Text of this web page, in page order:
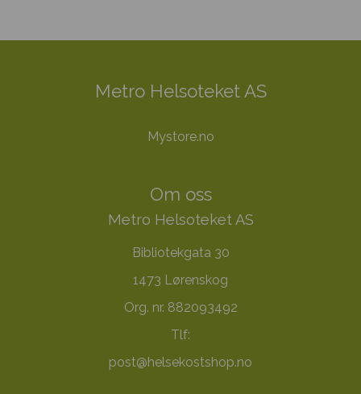
Metro Helsoteket AS
Mystore.no
Om oss
Metro Helsoteket AS
Bibliotekgata 30
1473 Lørenskog
Org. nr. 882093492
Tlf:
post@helsekostshop.no